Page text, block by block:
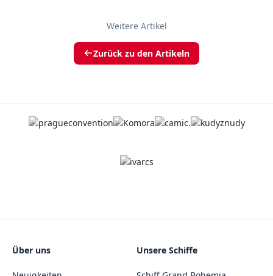
Weitere Artikel
Zurück zu den Artikeln
Über uns Unsere Schiffe